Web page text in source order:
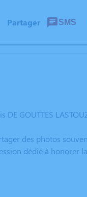
Partager SMS
GOUTTES
des photos
dédié à honorer